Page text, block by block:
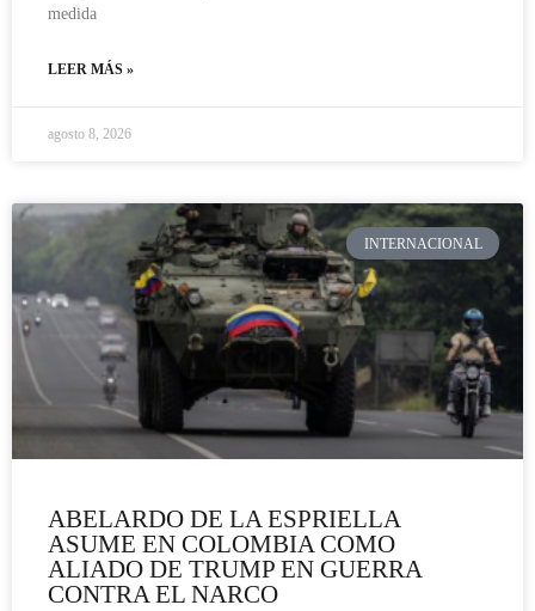
medida
LEER MÁS »
agosto 8, 2026
INTERNACIONAL
ABELARDO DE LA ESPRIELLA
ASUME EN COLOMBIA COMO
ALIADO DE TRUMP EN GUERRA
CONTRA EL NARCO